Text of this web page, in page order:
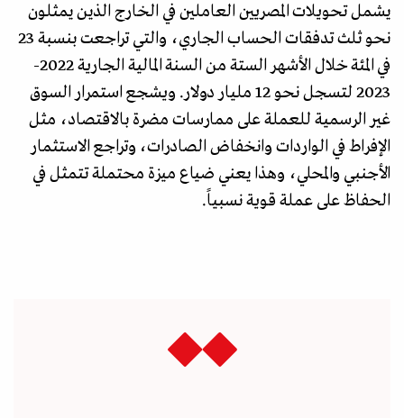
يشمل تحويلات المصريين العاملين في الخارج الذين يمثلون
نحو ثلث تدفقات الحساب الجاري، والتي تراجعت بنسبة 23
في المئة خلال الأشهر الستة من السنة المالية الجارية 2022-
2023 لتسجل نحو 12 مليار دولار. ويشجع استمرار السوق
غير الرسمية للعملة على ممارسات مضرة بالاقتصاد، مثل
الإفراط في الواردات وانخفاض الصادرات، وتراجع الاستثمار
الأجنبي والمحلي، وهذا يعني ضياع ميزة محتملة تتمثل في
الحفاظ على عملة قوية نسبياً.